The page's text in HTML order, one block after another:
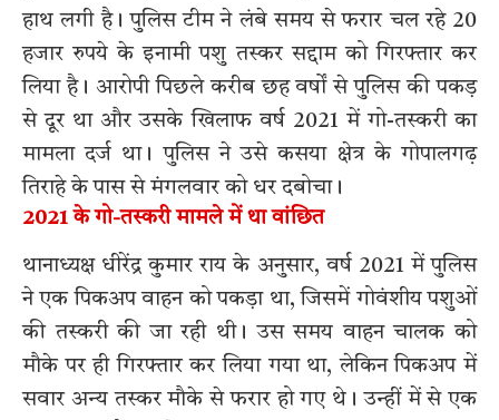
हाथ लगी है। पुलिस टीम ने लंबे समय से फरार चल रहे 20
हजार रुपये के इनामी पशु तस्कर सद्दाम को गिरफ्तार कर
लिया है। आरोपी पिछले करीब छह वर्षों से पुलिस की पकड़
से दूर था और उसके खिलाफ वर्ष 2021 में गो-तस्करी का
मामला दर्ज था। पुलिस ने उसे कसया क्षेत्र के गोपालगढ़
तिराहे के पास से मंगलवार को धर दबोचा।
2021 के गो-तस्करी मामले में था वांछित
थानाध्यक्ष धीरेंद्र कुमार राय के अनुसार, वर्ष 2021 में पुलिस
ने एक पिकअप वाहन को पकड़ा था, जिसमें गोवंशीय पशुओं
की तस्करी की जा रही थी। उस समय वाहन चालक को
मौके पर ही गिरफ्तार कर लिया गया था, लेकिन पिकअप में
सवार अन्य तस्कर मौके से फरार हो गए थे। उन्हीं में से एक